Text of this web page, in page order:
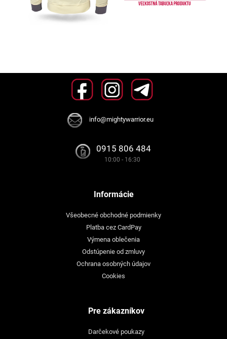
info@mightywarrior.eu
0915 806 484
10:00 - 16:30
Informácie
Všeobecné obchodné podmienky
Platba cez CardPay
Výmena oblečenia
Odstúpenie od zmluvy
Ochrana osobných údajov
Cookies
Pre zákazníkov
Darčekové poukazy